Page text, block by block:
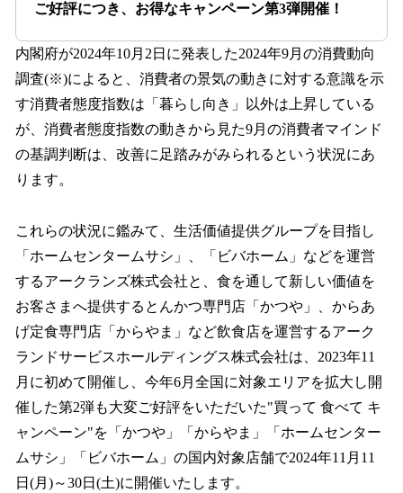
ご好評につき、お得なキャンペーン第3弾開催！
内閣府が2024年10月2日に発表した2024年9月の消費動向
調査(※)によると、消費者の景気の動きに対する意識を示
す消費者態度指数は「暮らし向き」以外は上昇している
が、消費者態度指数の動きから見た9月の消費者マインド
の基調判断は、改善に足踏みがみられるという状況にあ
ります。
これらの状況に鑑みて、生活価値提供グループを目指し
「ホームセンタームサシ」、「ビバホーム」などを運営
するアークランズ株式会社と、食を通して新しい価値を
お客さまへ提供するとんかつ専門店「かつや」、からあ
げ定食専門店「からやま」など飲食店を運営するアーク
ランドサービスホールディングス株式会社は、2023年11
月に初めて開催し、今年6月全国に対象エリアを拡大し開
催した第2弾も大変ご好評をいただいた"買って 食べて キ
ャンペーン"を「かつや」「からやま」「ホームセンター
ムサシ」「ビバホーム」の国内対象店舗で2024年11月11
日(月)～30日(土)に開催いたします。